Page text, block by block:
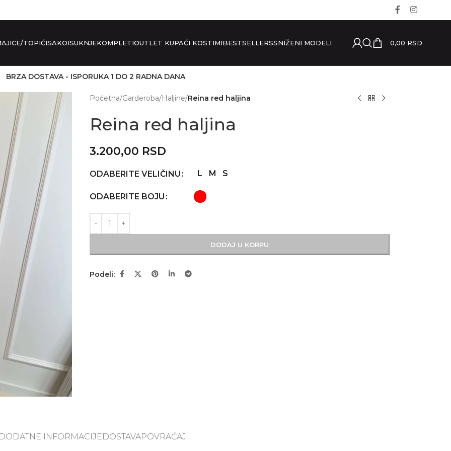
TOPIĆISAKOISUKNJEKOMPLETIOUTLET KUPAĆI KOSTIMIBESTSELLERSSNIŽENI MODELI 0,00 RSD
BRZA DOSTAVA - ISPORUKA 1 DO 2 RADNA DANA
Početna/Garderoba/Haljine/Reina red haljina
Reina red haljina
3.200,00 RSD
ODABERITE VELIČINU L M S
ODABERITE BOJU
DODAJ U KORPU
Podeli:
DODATNE INFORMACIJEDOSTAVAPOVRAĆAJ